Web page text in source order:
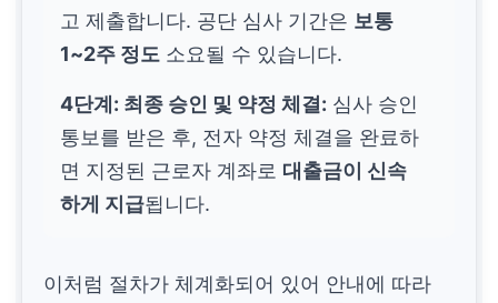
고 제출합니다. 공단 심사 기간은 보통
1~2주 정도 소요될 수 있습니다.
4단계: 최종 승인 및 약정 체결: 심사 승인
통보를 받은 후, 전자 약정 체결을 완료하
면 지정된 근로자 계좌로 대출금이 신속
하게 지급됩니다.
이처럼 절차가 체계화되어 있어 안내에 따라